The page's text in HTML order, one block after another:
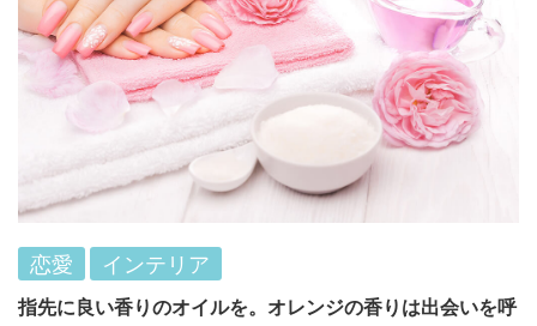
恋愛 インテリア
指先に良い香りのオイルを。オレンジの香りは出会いを呼